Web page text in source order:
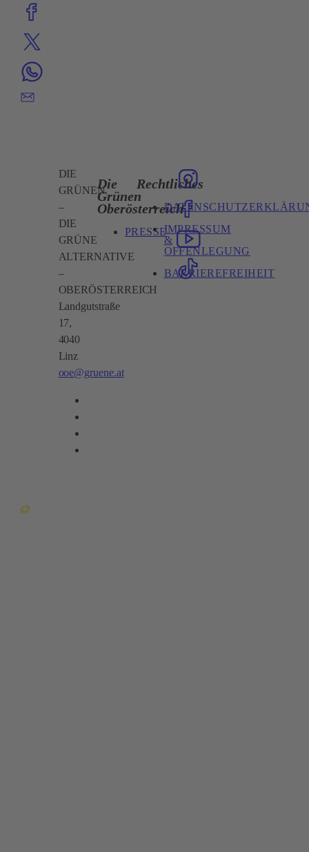
DIE
GRÜNEN
–
DIE
GRÜNE
ALTERNATIVE
–
OBERÖSTERREICH
Landgutstraße
17,
4040
Linz
ooe@gruene.at
Die
Grünen
Oberösterreich
PRESSE
Rechtliches
IMPRESSUM
&
OFFENLEGUNG
BARRIEREFREIHEIT